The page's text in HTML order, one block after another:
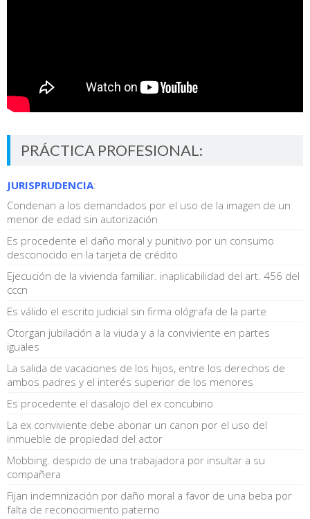
PRÁCTICA PROFESIONAL:
JURISPRUDENCIA:
Condenan a los demandados por el uso de la imagen de un
menor de edad sin autorización
Es procedente el daño moral y punitivo por un consumo
desconocido en la tarjeta de crédito
Ejecución de la vivienda familiar. inaplicabilidad del art. 456 del
cccn
Es válido el escrito judicial sin firma ológrafa de la parte
Otorgan jubilación a la viuda y a la conviviente en partes
iguales
La salida de vacaciones de los hijos, entre los derechos de
ambos padres y el interés superior de los menores
Es procedente el dasalojo del ex concubino
La ex conviviente debe abonar un canon por el uso del
inmueble de propiedad del actor
Mobbing. despido de una trabajadora por insultar a su
compañera
Fijan indemnización por daño moral a favor de una beba por
falta de reconocimiento paterno